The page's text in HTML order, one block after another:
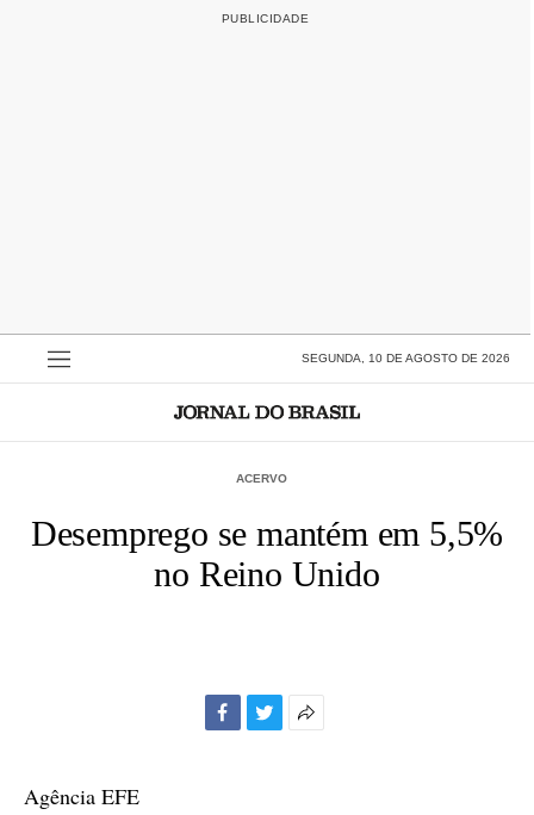
SEGUNDA, 10 DE AGOSTO DE 2026
ACERVO
Desemprego se mantém em 5,5%
no Reino Unido
Agência EFE